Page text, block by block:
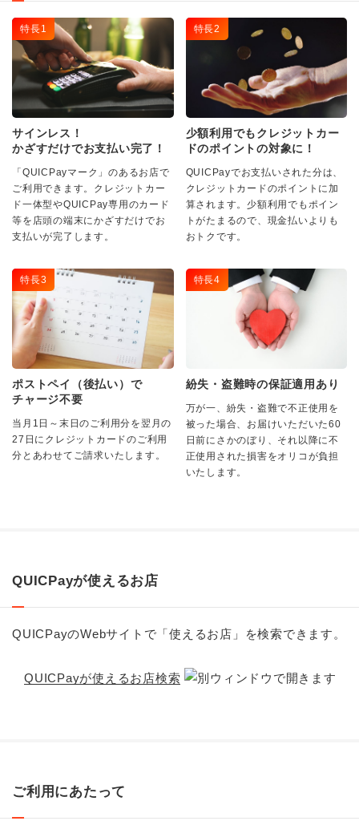
特長1
サインレス！
かざすだけでお支払い完了！
「QUICPayマーク」のあるお店で
ご利用できます。クレジットカー
ド一体型やQUICPay専用のカード
等を店頭の端末にかざすだけでお
支払いが完了します。
特長2
少額利用でもクレジットカー
ドのポイントの対象に！
QUICPayでお支払いされた分は、
クレジットカードのポイントに加
算されます。少額利用でもポイン
トがたまるので、現金払いよりも
おトクです。
特長3
ポストペイ（後払い）で
チャージ不要
当月1日～末日のご利用分を翌月の
27日にクレジットカードのご利用
分とあわせてご請求いたします。
特長4
紛失・盗難時の保証適用あり
万が一、紛失・盗難で不正使用を
被った場合、お届けいただいた60
日前にさかのぼり、それ以降に不
正使用された損害をオリコが負担
いたします。
QUICPayが使えるお店
QUICPayのWebサイトで「使えるお店」を検索できます。
QUICPayが使えるお店検索
ご利用にあたって